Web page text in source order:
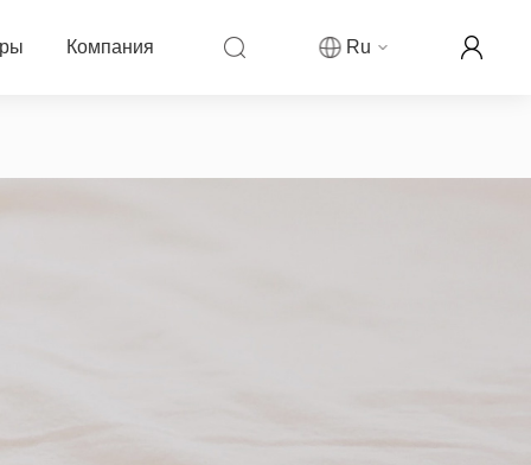
цены
Компания Ru